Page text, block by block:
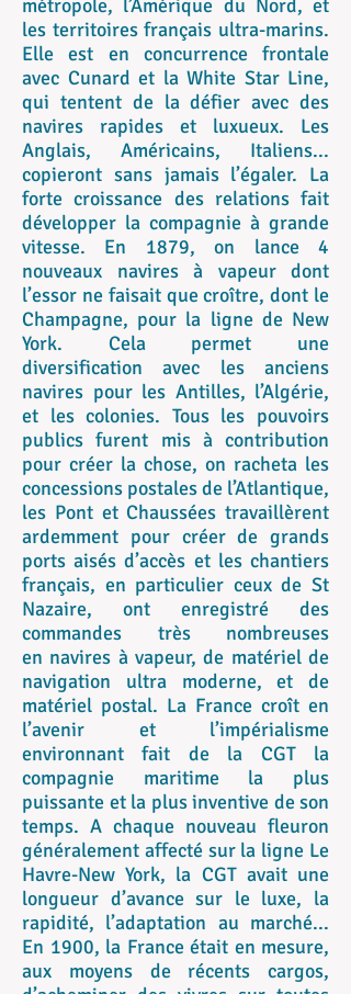
métropole, l’Amérique du Nord, et
les territoires français ultra-marins.
Elle est en concurrence frontale
avec Cunard et la White Star Line,
qui tentent de la défier avec des
navires rapides et luxueux. Les
Anglais, Américains, Italiens...
copieront sans jamais l’égaler. La
forte croissance des relations fait
développer la compagnie à grande
vitesse. En 1879, on lance 4
nouveaux navires à vapeur dont
l’essor ne faisait que croître, dont le
Champagne, pour la ligne de New
York. Cela permet une
diversification avec les anciens
navires pour les Antilles, l’Algérie,
et les colonies. Tous les pouvoirs
publics furent mis à contribution
pour créer la chose, on racheta les
concessions postales de l’Atlantique,
les Pont et Chaussées travaillèrent
ardemment pour créer de grands
ports aisés d’accès et les chantiers
français, en particulier ceux de St
Nazaire, ont enregistré des
commandes très nombreuses
en navires à vapeur, de matériel de
navigation ultra moderne, et de
matériel postal. La France croît en
l’avenir et l’impérialisme
environnant fait de la CGT la
compagnie maritime la plus
puissante et la plus inventive de son
temps. A chaque nouveau fleuron
généralement affecté sur la ligne Le
Havre-New York, la CGT avait une
longueur d’avance sur le luxe, la
rapidité, l’adaptation au marché...
En 1900, la France était en mesure,
aux moyens de récents cargos,